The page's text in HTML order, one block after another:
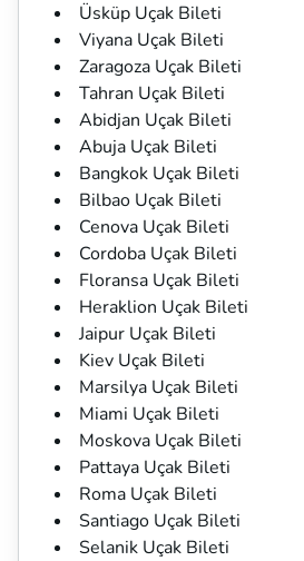
Üsküp Uçak Bileti
Viyana Uçak Bileti
Zaragoza Uçak Bileti
Tahran Uçak Bileti
Abidjan Uçak Bileti
Abuja Uçak Bileti
Bangkok Uçak Bileti
Bilbao Uçak Bileti
Cenova Uçak Bileti
Cordoba Uçak Bileti
Floransa Uçak Bileti
Heraklion Uçak Bileti
Jaipur Uçak Bileti
Kiev Uçak Bileti
Marsilya Uçak Bileti
Miami Uçak Bileti
Moskova Uçak Bileti
Pattaya Uçak Bileti
Roma Uçak Bileti
Santiago Uçak Bileti
Selanik Uçak Bileti